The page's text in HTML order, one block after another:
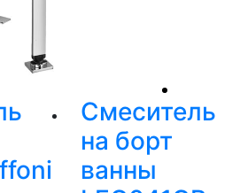
Смеситель
на борт
ванны